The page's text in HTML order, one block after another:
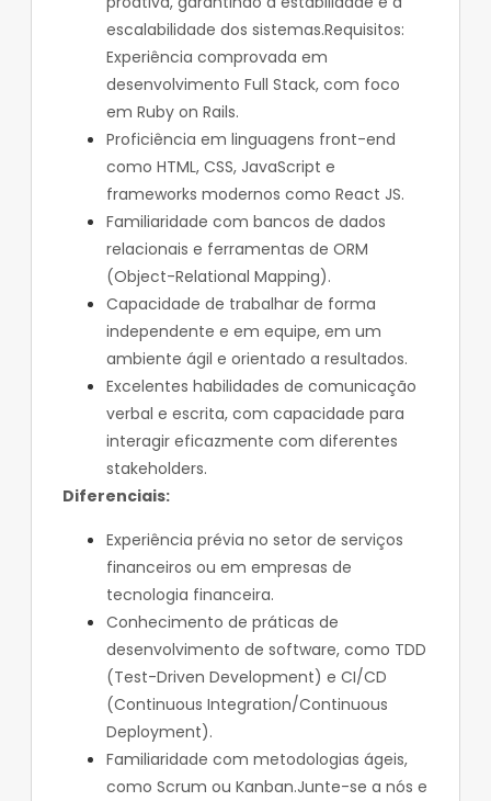
escalabilidade dos sistemas.Requisitos:
Experiência comprovada em
desenvolvimento Full Stack, com foco
em Ruby on Rails.
Proficiência em linguagens front-end
como HTML, CSS, JavaScript e
frameworks modernos como React JS.
Familiaridade com bancos de dados
relacionais e ferramentas de ORM
(Object-Relational Mapping).
Capacidade de trabalhar de forma
independente e em equipe, em um
ambiente ágil e orientado a resultados.
Excelentes habilidades de comunicação
verbal e escrita, com capacidade para
interagir eficazmente com diferentes
stakeholders.
Diferenciais:
Experiência prévia no setor de serviços
financeiros ou em empresas de
tecnologia financeira.
Conhecimento de práticas de
desenvolvimento de software, como TDD
(Test-Driven Development) e CI/CD
(Continuous Integration/Continuous
Deployment).
Familiaridade com metodologias ágeis,
como Scrum ou Kanban.Junte-se a nós e